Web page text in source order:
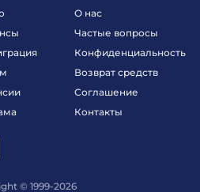
О нас
Частые вопросы
Конфиденциальность
Возврат средств
Соглашение
Контакты
© 1999-2026